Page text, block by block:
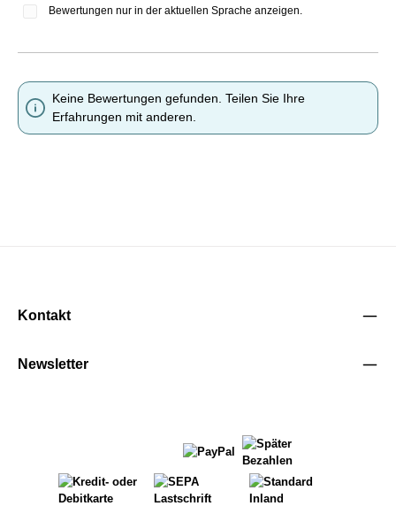
Bewertungen nur in der aktuellen Sprache anzeigen.
Keine Bewertungen gefunden. Teilen Sie Ihre
Erfahrungen mit anderen.
Kontakt
Newsletter